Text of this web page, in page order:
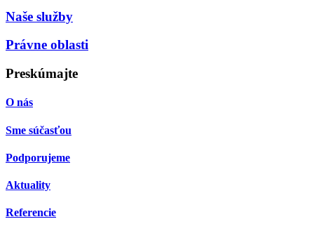
Naše služby
Právne oblasti
Preskúmajte
O nás
Sme súčasťou
Podporujeme
Aktuality
Referencie